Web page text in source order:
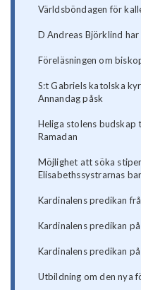
Världsböndagen för
D Andreas Björklind
Föreläsningen om
S:t Gabriels katolska
Annandag påsk
Heliga stolens budskap
Ramadan
Möjlighet att söka
Elisabethssystrarnas
Kardinalens predikan
Kardinalens predikan
Kardinalens predikan
Utbildning om den nya